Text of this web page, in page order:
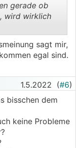
gerade ob
wird wirklich
sagt mir,
egal sind.
1.5.2022 (#6)
bisschen dem
keine Probleme